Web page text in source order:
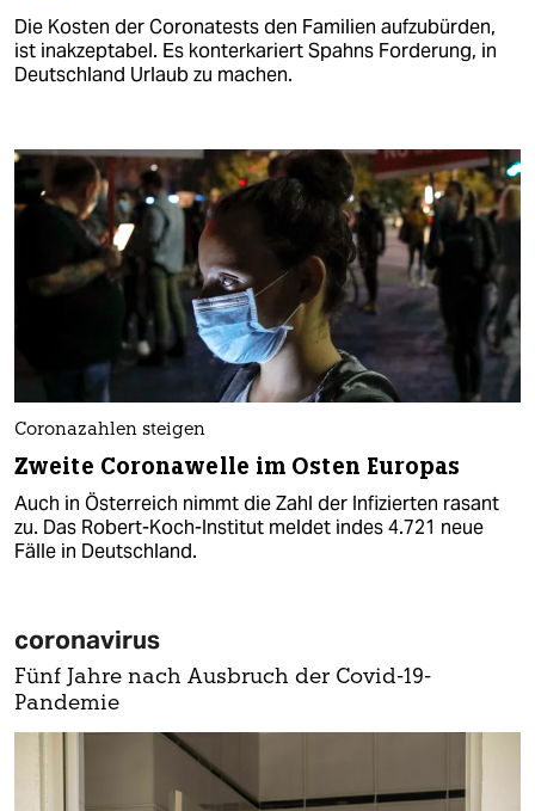
Die Kosten der Coronatests den Familien aufzubürden,
ist inakzeptabel. Es konterkariert Spahns Forderung, in
Deutschland Urlaub zu machen.
Coronazahlen steigen
Zweite Coronawelle im Osten Europas
Auch in Österreich nimmt die Zahl der Infizierten rasant
zu. Das Robert-Koch-Institut meldet indes 4.721 neue
Fälle in Deutschland.
coronavirus
Fünf Jahre nach Ausbruch der Covid-19-
Pandemie